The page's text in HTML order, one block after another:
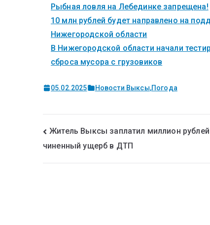
Рыбная ловля на Лебединке запрещена!
10 млн рублей будет направлено на
Нижегородской области
В Нижегородской области начали
сброса мусора с грузовиков
05.02.2025 Новости Выксы,Погода
Житель Выксы заплатил миллион рублей
чиненный ущерб в ДТП